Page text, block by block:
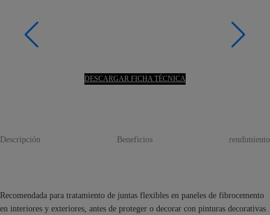
DESCARGAR FICHA TÉCNICA
Descripción Beneficios rendimiento
Recomendada para tratamiento de juntas flexibles en paneles de fibrocemento
en interiores y exteriores, antes de proteger o decorar con pinturas decorativas